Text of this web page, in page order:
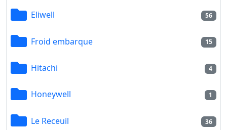
Eliwell 56
Froid embarque 15
Hitachi 4
Honeywell 1
Le Receuil 36